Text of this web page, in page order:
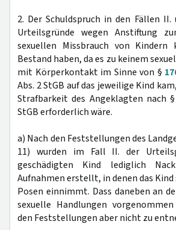
2. Der Schuldspruch in den Fällen II.
Urteilsgründe wegen Anstiftung
sexuellen Missbrauch von Kindern
Bestand haben, da es zu keinem
mit Körperkontakt im Sinne von §
Abs. 2 StGB auf das jeweilige Kind
Strafbarkeit des Angeklagten nach §
StGB erforderlich wäre.
a) Nach den Feststellungen des
11) wurden im Fall II. der
geschädigten Kind lediglich
Aufnahmen erstellt, in denen das
Posen einnimmt. Dass daneben an
sexuelle Handlungen
den Feststellungen aber nicht zu